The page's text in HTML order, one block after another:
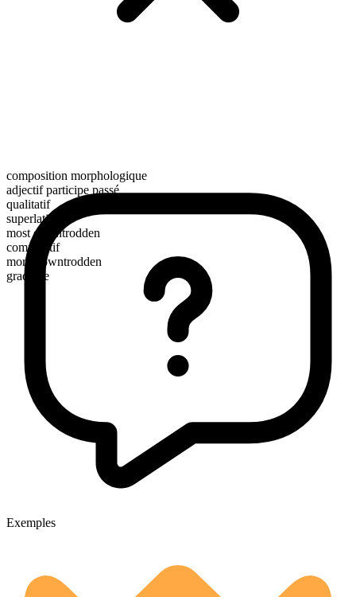
composition morphologique
adjectif participe passé
qualitatif
superlatif
most downtrodden
comparatif
more downtrodden
gradable
Exemples